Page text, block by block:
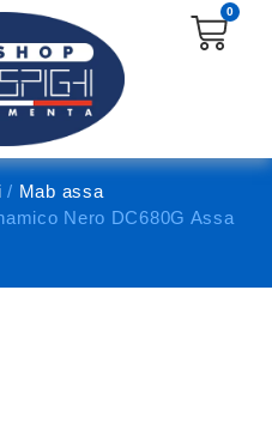
0
/ Mab assa
Nero DC680G Assa